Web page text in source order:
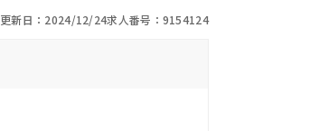
更新日：2024/12/24求人番号：9154124